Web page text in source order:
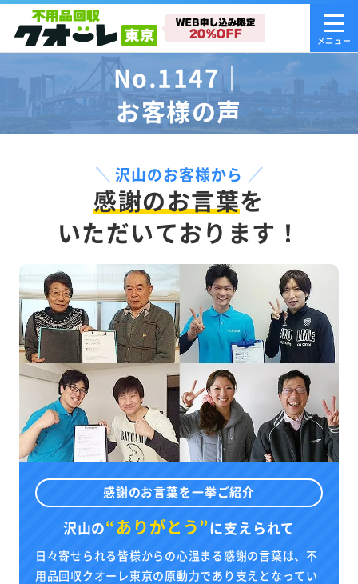
No.1147｜
お客様の声
沢山のお客様から
感謝のお言葉を
いただいております！
感謝のお言葉を一挙ご紹介
沢山の“ありがとう”に支えられて
日々寄せられる皆様からの心温まる感謝の言葉は、不
用品回収クオーレ東京の原動力であり支えとなってい